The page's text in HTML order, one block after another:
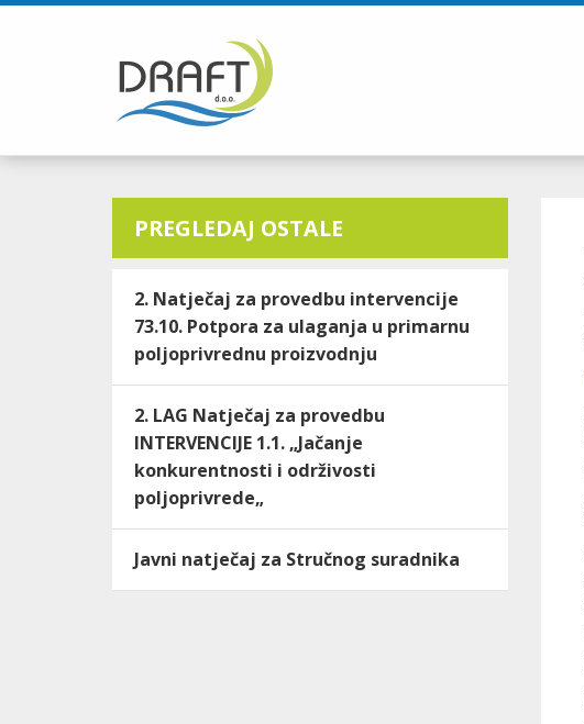
PREGLEDAJ OSTALE
2. Natječaj za provedbu intervencije
73.10. Potpora za ulaganja u primarnu
poljoprivrednu proizvodnju
2. LAG Natječaj za provedbu
INTERVENCIJE 1.1. „Jačanje
konkurentnosti i održivosti
poljoprivrede„
Javni natječaj za Stručnog suradnika